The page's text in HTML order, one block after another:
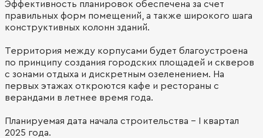
Эффективность планировок обеспечена за счет
правильных форм помещений, а также широкого шага
конструктивных колонн зданий.
Территория между корпусами будет благоустроена
по принципу создания городских площадей и скверов
с зонами отдыха и дискретным озеленением. На
первых этажах откроются кафе и рестораны с
верандами в летнее время года.
Планируемая дата начала строительства – I квартал
2025 года.